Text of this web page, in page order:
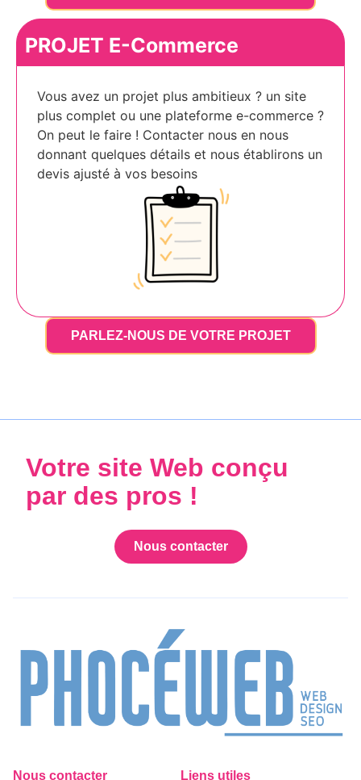
PROJET E-Commerce
Vous avez un projet plus ambitieux ? un site
plus complet ou une plateforme e-commerce ?
On peut le faire ! Contacter nous en nous
donnant quelques détails et nous établirons un
devis ajusté à vos besoins
PARLEZ-NOUS DE VOTRE PROJET
Votre site Web conçu
par des pros !
Nous contacter
Nous contacter Liens utiles